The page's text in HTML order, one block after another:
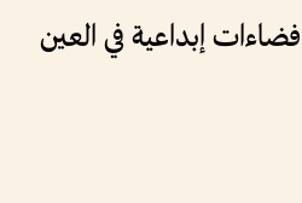
الفن العام 2»..فضاءات إبداعية في العين